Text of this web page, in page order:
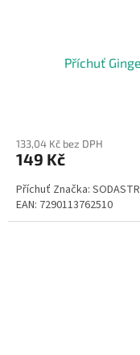
Příchuť
133,04 Kč bez DPH
149 Kč
Příchuť Značka:
EAN: 7290113762510